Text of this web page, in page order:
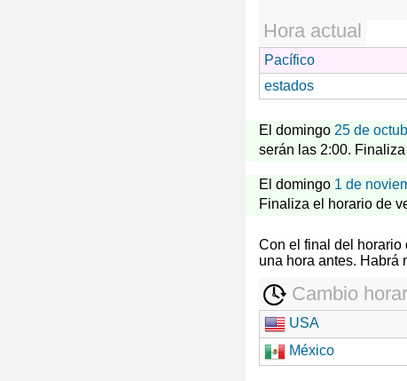
Hora actual
Pacífico
estados
El domingo 25 de
serán las 2:00.
El domingo 1 de
Finaliza el horario de
Con el final del horario
una hora antes. Habrá
Cambio
USA
México